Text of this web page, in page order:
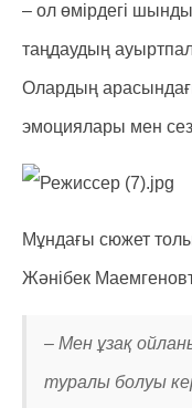
– ол өмірдегі
таңдаудың
Олардың
эмоциялары мен
Мұндағы сюжет
Жәнібек
– Мен ұзақ
туралы болуы